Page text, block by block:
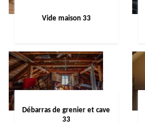
Vide maison 33
Débarras de grenier et cave
33